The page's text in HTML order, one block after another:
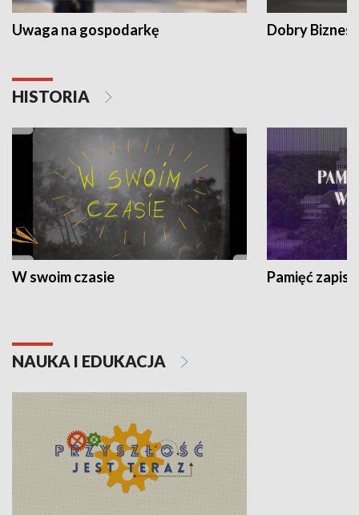
Uwaga na gospodarkę Dobry Biznes
HISTORIA
W swoim czasie Pamięć
NAUKA I EDUKACJA